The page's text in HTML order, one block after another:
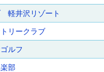
軽井沢リゾート
リークラブ
ルフ
部